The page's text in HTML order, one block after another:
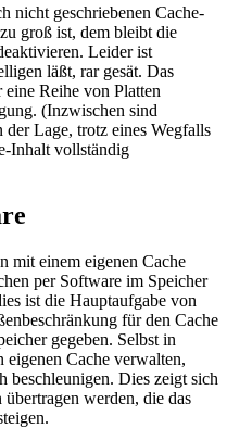
nicht geschriebenen Cache-
groß ist, dem bleibt die
Leider ist
läßt, rar gesät. Das
Reihe von Platten
(Inzwischen sind
Lage, trotz eines Wegfalls
Inhalt vollständig
mit einem eigenen Cache
per Software im Speicher
ist die Hauptaufgabe von
für den Cache
gegeben. Selbst in
eigenen Cache verwalten,
beschleunigen. Dies zeigt sich
werden, die das